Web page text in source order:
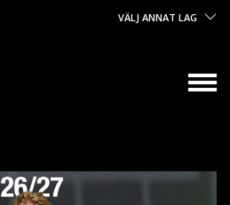
VÄLJ ANNAT LAG